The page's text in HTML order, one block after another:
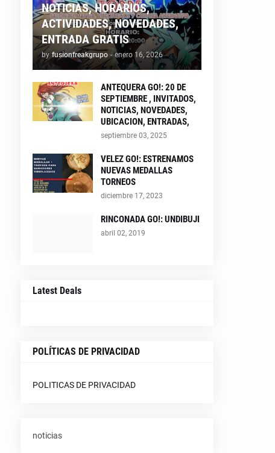
NOTICIAS, HORARIOS,
ACTIVIDADES, NOVEDADES,
ENTRADA GRATIS
by fusionfreakgrupo - enero 16, 2026
ANTEQUERA GO!: 20 DE
SEPTIEMBRE , INVITADOS,
NOTICIAS, NOVEDADES,
UBICACION, ENTRADAS,
septiembre 03, 2025
VELEZ GO!: ESTRENAMOS
NUEVAS MEDALLAS
TORNEOS
diciembre 17, 2023
RINCONADA GO!: UNDIBUJI
abril 02, 2019
Latest Deals
POLÍTICAS DE PRIVACIDAD
POLITICAS DE PRIVACIDAD
noticias